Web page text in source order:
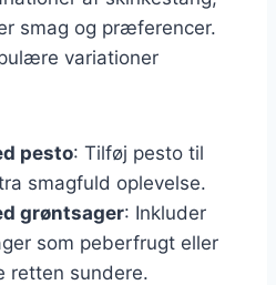
smag og præferencer.
variationer
pesto: Tilføj pesto til
smagfuld oplevelse.
grøntsager: Inkluder
som peberfrugt eller
retten sundere.